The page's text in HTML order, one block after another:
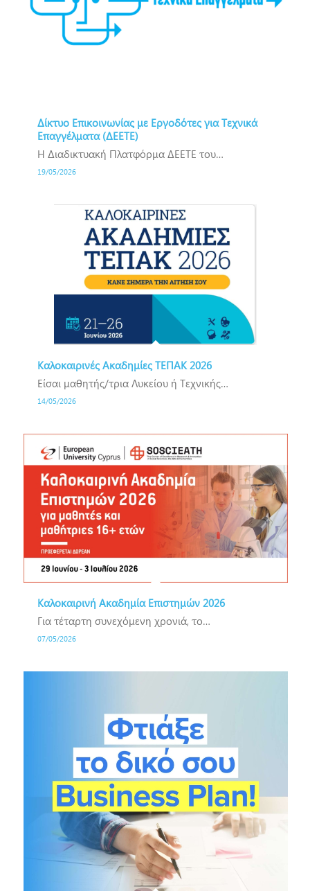
Δίκτυο Επικοινωνίας με Εργοδότες για Τεχνικά
Επαγγέλματα (ΔΕΕΤΕ)
Η Διαδικτυακή Πλατφόρμα ΔΕΕΤΕ του…
19/05/2026
Καλοκαιρινές Ακαδημίες ΤΕΠΑΚ 2026
Είσαι μαθητής/τρια Λυκείου ή Τεχνικής…
14/05/2026
Καλοκαιρινή Ακαδημία Επιστημών 2026
Για τέταρτη συνεχόμενη χρονιά, το…
07/05/2026